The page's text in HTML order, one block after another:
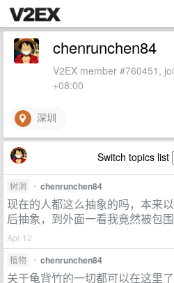
chenrunchen84
V2EX member #760451,
+08:00
深圳
Switch topics list
树洞 • chenrunchen84
现在的人都这么抽象的吗，本来
后抽象，到外面一看我竟然被包
Apr 12
植物
• chenrunchen84
关于龟背竹的一切都可以在这里